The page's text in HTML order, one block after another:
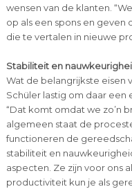
wensen van de klanten.
op als een spons en
die te vertalen in nieuwe
Stabiliteit en
Wat de belangrijkste eisen
Schüler lastig om daar een
“Dat komt omdat we zo’n
algemeen staat de
functioneren de
stabiliteit en
aspecten. Ze zijn voor ons
productiviteit kun je als